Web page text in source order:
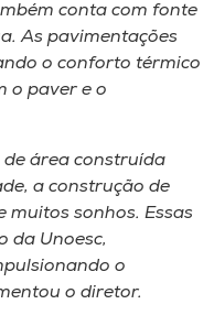
conta com fonte
As pavimentações
o conforto térmico
o paver e o
área construída
a construção de
muitos sonhos. Essas
da Unoesc,
o
o diretor.